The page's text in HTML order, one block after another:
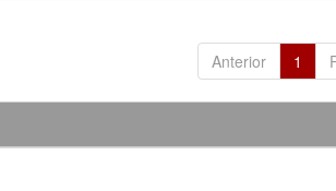
Anterior 1